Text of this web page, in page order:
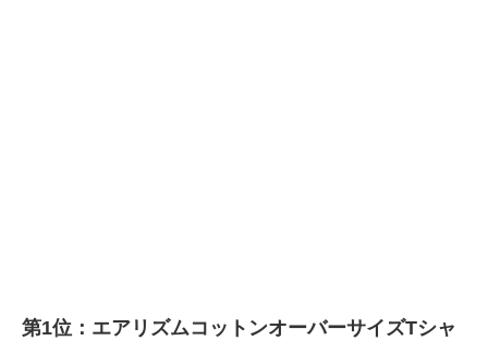
第1位：エアリズムコットンオーバーサイズTシャ